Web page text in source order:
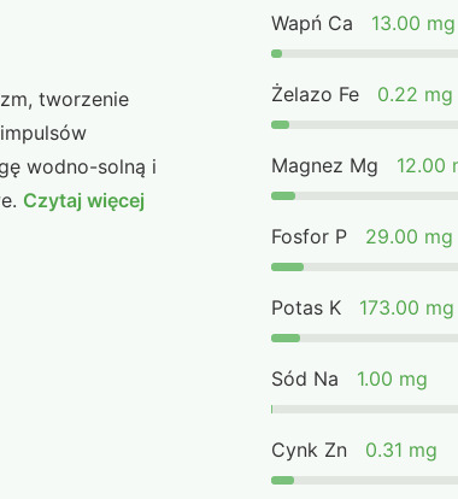
tworzenie
wodno-solną i
Czytaj więcej
Wapń Ca 13.00 mg
Żelazo Fe 0.22 mg
Magnez Mg 12.00
Fosfor P 29.00 mg
Potas K 173.00 mg
Sód Na 1.00 mg
Cynk Zn 0.31 mg